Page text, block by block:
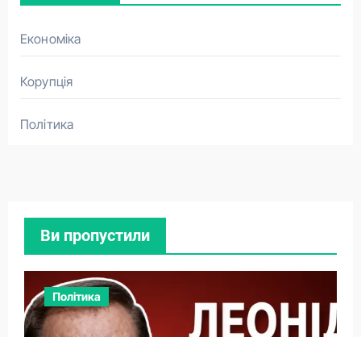
Економіка
Корупція
Політика
Ви пропустили
Політика